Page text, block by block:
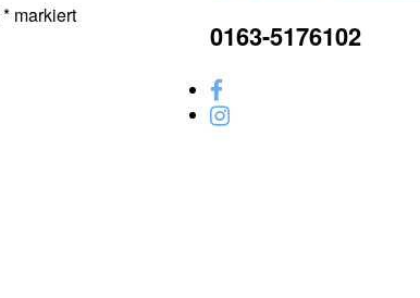
* markiert
0163-5176102